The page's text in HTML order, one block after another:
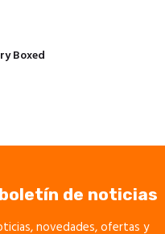
Boxed
de noticias
novedades, ofertas y